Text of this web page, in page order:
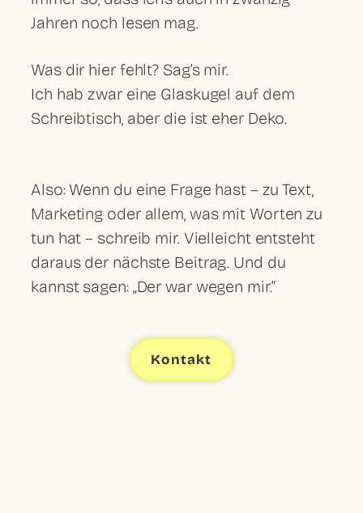
Jahren noch lesen mag.
Was dir hier fehlt? Sag’s mir.
Ich hab zwar eine Glaskugel auf dem
Schreibtisch, aber die ist eher Deko.
Also: Wenn du eine Frage hast – zu Text,
Marketing oder allem, was mit Worten zu
tun hat – schreib mir. Vielleicht entsteht
daraus der nächste Beitrag. Und du
kannst sagen: „Der war wegen mir.“
Kontakt